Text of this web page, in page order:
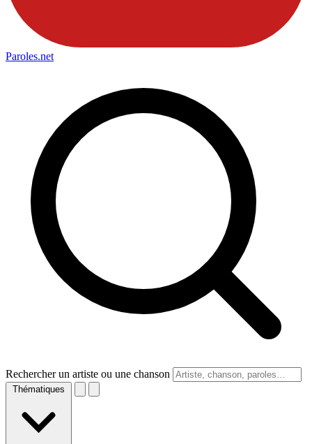
Paroles.net
Rechercher un artiste ou une chanson
Thématiques